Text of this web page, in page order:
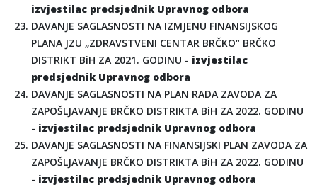
izvjestilac predsjednik Upravnog odbora
DAVANJE SAGLASNOSTI NA IZMJENU FINANSIJSKOG
PLANA JZU „ZDRAVSTVENI CENTAR BRČKO“ BRČKO
DISTRIKT BiH ZA 2021. GODINU - izvjestilac
predsjednik Upravnog odbora
DAVANJE SAGLASNOSTI NA PLAN RADA ZAVODA ZA
ZAPOŠLJAVANJE BRČKO DISTRIKTA BiH ZA 2022. GODINU
- izvjestilac predsjednik Upravnog odbora
DAVANJE SAGLASNOSTI NA FINANSIJSKI PLAN ZAVODA ZA
ZAPOŠLJAVANJE BRČKO DISTRIKTA BiH ZA 2022. GODINU
- izvjestilac predsjednik Upravnog odbora